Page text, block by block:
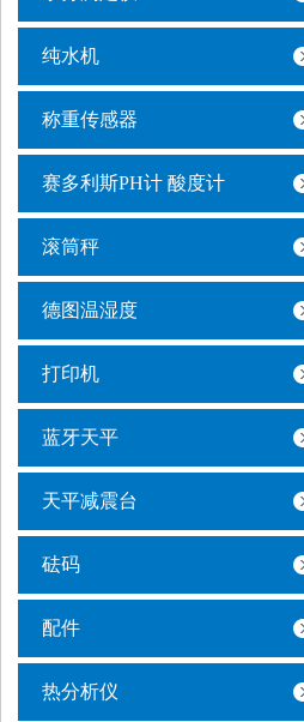
纯水机
称重传感器
赛多利斯PH计 酸度计
滚筒秤
德图温湿度
打印机
蓝牙天平
天平减震台
砝码
配件
热分析仪